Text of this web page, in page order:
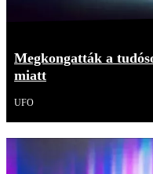
Megkongatták a
miatt
UFO